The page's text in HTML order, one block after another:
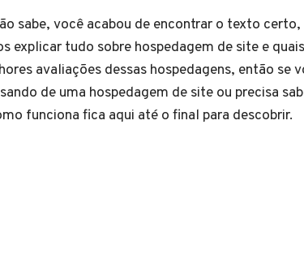
sabe, você acabou de encontrar o texto certo,
explicar tudo sobre hospedagem de site e
avaliações dessas hospedagens, então se
de uma hospedagem de site ou precisa
funciona fica aqui até o final para descobrir.